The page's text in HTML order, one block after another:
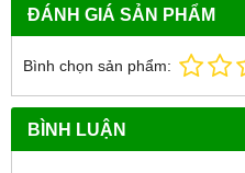
ĐÁNH GIÁ SẢN PHẨM
Bình chọn sản phẩm:
BÌNH LUẬN